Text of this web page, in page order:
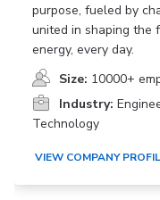
purpose, fueled by
united in shaping the
energy, every day.
Size: 10000+
Industry:
Technology
VIEW COMPANY